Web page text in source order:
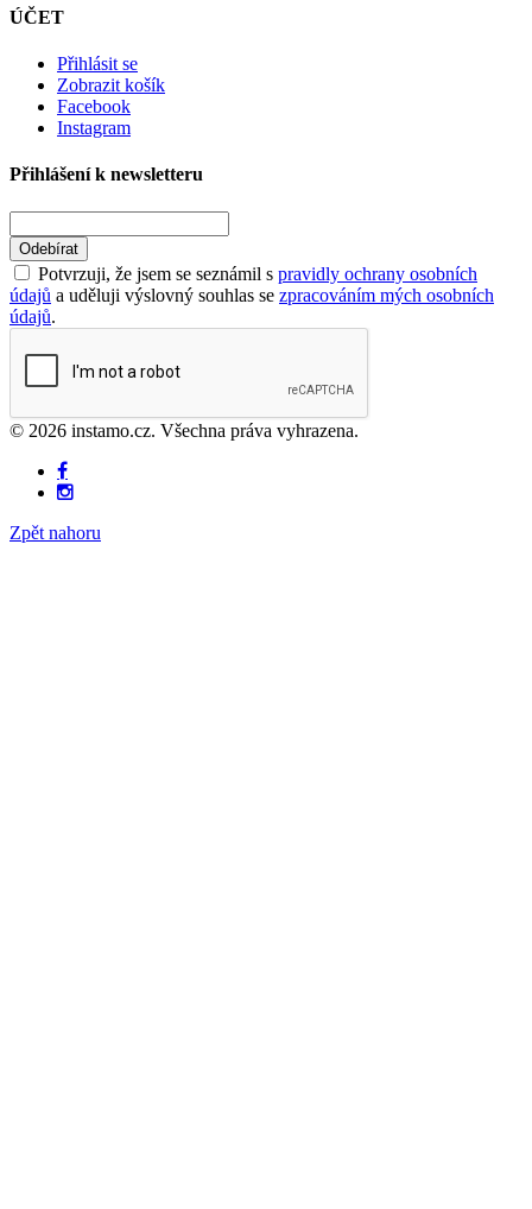
ÚČET
Přihlásit se
Zobrazit košík
Facebook
Instagram
Přihlášení k newsletteru
Odebírat
Potvrzuji, že jsem se seznámil s pravidly ochrany osobních
údajů a uděluji výslovný souhlas se zpracováním mých osobních
údajů.
© 2026 instamo.cz. Všechna práva vyhrazena.
Zpět nahoru